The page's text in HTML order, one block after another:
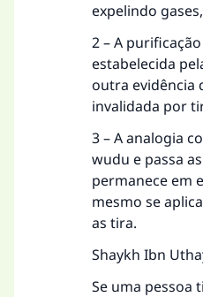
expelindo
2 – A
estabelecida
outra evidência
invalidada por
3 – A analogia
wudu e passa
permanece em
mesmo se
as tira.
Shaykh Ibn
Se uma pessoa